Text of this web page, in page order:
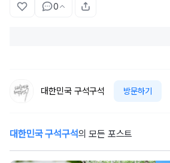
0
대한민국 구석구석 방문하기
대한민국 구석구석의 모든 포스트